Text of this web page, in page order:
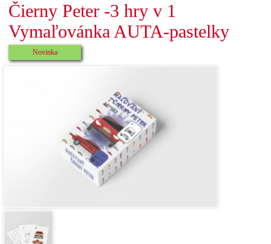
Čierny Peter -3 hry v 1
Vymaľovánka AUTA-pastelky
Novinka